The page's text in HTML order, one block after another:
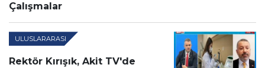
Çalışmalar
ULUSLARARASI
Rektör Kırışık, Akit TV'de